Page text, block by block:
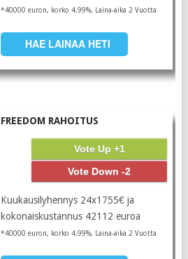
*40000 euron, korko 4.99%, Laina-aika 2 Vuotta
HAE LAINAA HETI
FREEDOM RAHOITUS
Vote Up +1
Vote Down -2
Kuukausilyhennys 24x1755€ ja
kokonaiskustannus 42112 euroa
*40000 euron, korko 4.99%, Laina-aika 2 Vuotta